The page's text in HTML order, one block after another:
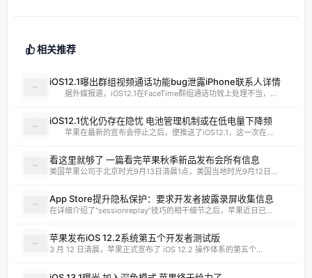
相关推荐
iOS12.1曝出群组视频通话功能bug泄露iPhone联系人详情
据外媒报道，iOS12.1在FaceTime群组通话功效上处理不当，...
iOS12.1优化仍存在隐忧 电池管理机制或在低电量下降频
苹果在最新的宣布会停止之后，便推送了iOS12.1，这一次在...
看这里就够了 一篇看完苹果秋季新品发布会所有信息
美国苹果公司于北京时光9月13日清晨1点，美国当地时光9月12日...
App Store提升隐私保护：要求开发者披露录屏收集信息
在详细介绍了“sessionreplay”技巧的相干细节之后，苹果近日已...
苹果发布iOS 12.2系统第五个开发者测试版
3 月 12 日清晨，苹果正式宣布了 iOS 12.2 操作体系的第五个...